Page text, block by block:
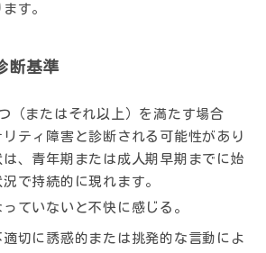
す。
断基準
（またはそれ以上）を満たす場合
ティ障害と診断される可能性があり
、青年期または成人期早期までに始
で持続的に現れます。
ていないと不快に感じる。
切に誘惑的または挑発的な言動によ